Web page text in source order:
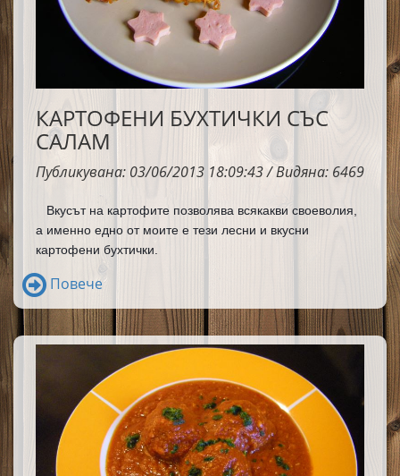
КАРТОФЕНИ БУХТИЧКИ СЪС
САЛАМ
Публикувана: 03/06/2013 18:09:43 / Видяна: 6469
Вкусът на картофите позволява всякакви своеволия,
а именно едно от моите е тези лесни и вкусни
картофени бухтички.
Повече